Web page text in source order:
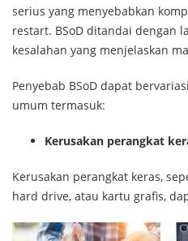
serius yang menyebabkan
restart. BSoD ditandai dengan
kesalahan yang menjelaskan
Penyebab BSoD dapat
umum termasuk:
Kerusakan perangkat
Kerusakan perangkat keras,
hard drive, atau kartu grafis,